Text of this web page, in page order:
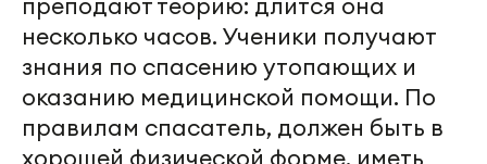
несколько часов. Ученики получают
знания по спасению утопающих и
оказанию медицинской помощи. По
правилам спасатель, должен быть в
хорошей физической форме, иметь